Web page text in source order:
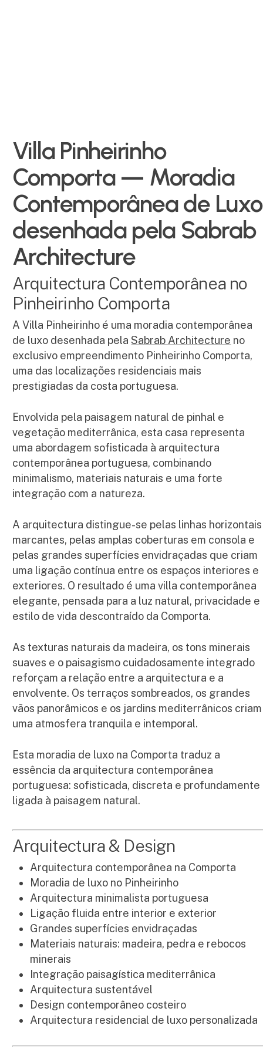
Villa Pinheirinho
Comporta — Moradia
Contemporânea de Luxo
desenhada pela Sabrab
Architecture
Arquitectura Contemporânea no
Pinheirinho Comporta
A Villa Pinheirinho é uma moradia contemporânea
de luxo desenhada pelaSabrab Architecture no
exclusivo empreendimento Pinheirinho Comporta,
uma das localizações residenciais mais
prestigiadas da costa portuguesa.
Envolvida pela paisagem natural de pinhal e
vegetação mediterrânica, esta casa representa
uma abordagem sofisticada à arquitectura
contemporânea portuguesa, combinando
minimalismo, materiais naturais e uma forte
integração com a natureza.
A arquitectura distingue-se pelas linhas horizontais
marcantes, pelas amplas coberturas em consola e
pelas grandes superfícies envidraçadas que criam
uma ligação contínua entre os espaços interiores e
exteriores. O resultado é uma villa contemporânea
elegante, pensada para a luz natural, privacidade e
estilo de vida descontraído da Comporta.
As texturas naturais da madeira, os tons minerais
suaves e o paisagismo cuidadosamente integrado
reforçam a relação entre a arquitectura e a
envolvente. Os terraços sombreados, os grandes
vãos panorâmicos e os jardins mediterrânicos criam
uma atmosfera tranquila e intemporal.
Esta moradia de luxo na Comporta traduz a
essência da arquitectura contemporânea
portuguesa: sofisticada, discreta e profundamente
ligada à paisagem natural.
Arquitectura & Design
Arquitectura contemporânea na Comporta
Moradia de luxo no Pinheirinho
Arquitectura minimalista portuguesa
Ligação fluida entre interior e exterior
Grandes superfícies envidraçadas
Materiais naturais: madeira, pedra e rebocos
minerais
Integração paisagística mediterrânica
Arquitectura sustentável
Design contemporâneo costeiro
Arquitectura residencial de luxo personalizada